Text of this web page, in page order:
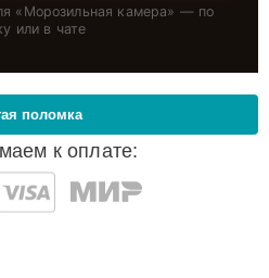
« Морозильная камера» — по
или в чате
к оплате:
поломка